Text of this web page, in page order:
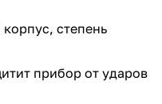
степень
прибор от ударов
раз в 2